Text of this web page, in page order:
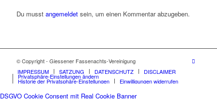
Du musst angemeldetsein, um einen Kommentar abzugeben.
© Copyright - Giessener Fassenachts-Vereinigung
IMPRESSUM
SATZUNG DATENSCHUTZ DISCLAIMER
Privatsphäre-Einstellungen ändern
Historie der Privatsphäre-Einstellungen Einwilligungen widerrufen
DSGVO Cookie Consent mit Real Cookie Banner